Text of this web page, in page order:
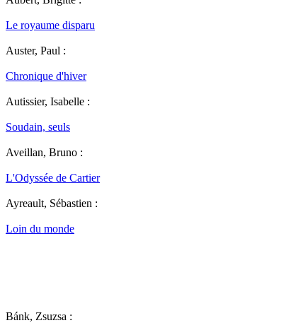
Le royaume disparu
Auster, Paul :
Chronique d'hiver
Autissier, Isabelle :
Soudain, seuls
Aveillan, Bruno :
L'Odyssée de Cartier
Ayreault, Sébastien :
Loin du monde
Bánk, Zsuzsa :